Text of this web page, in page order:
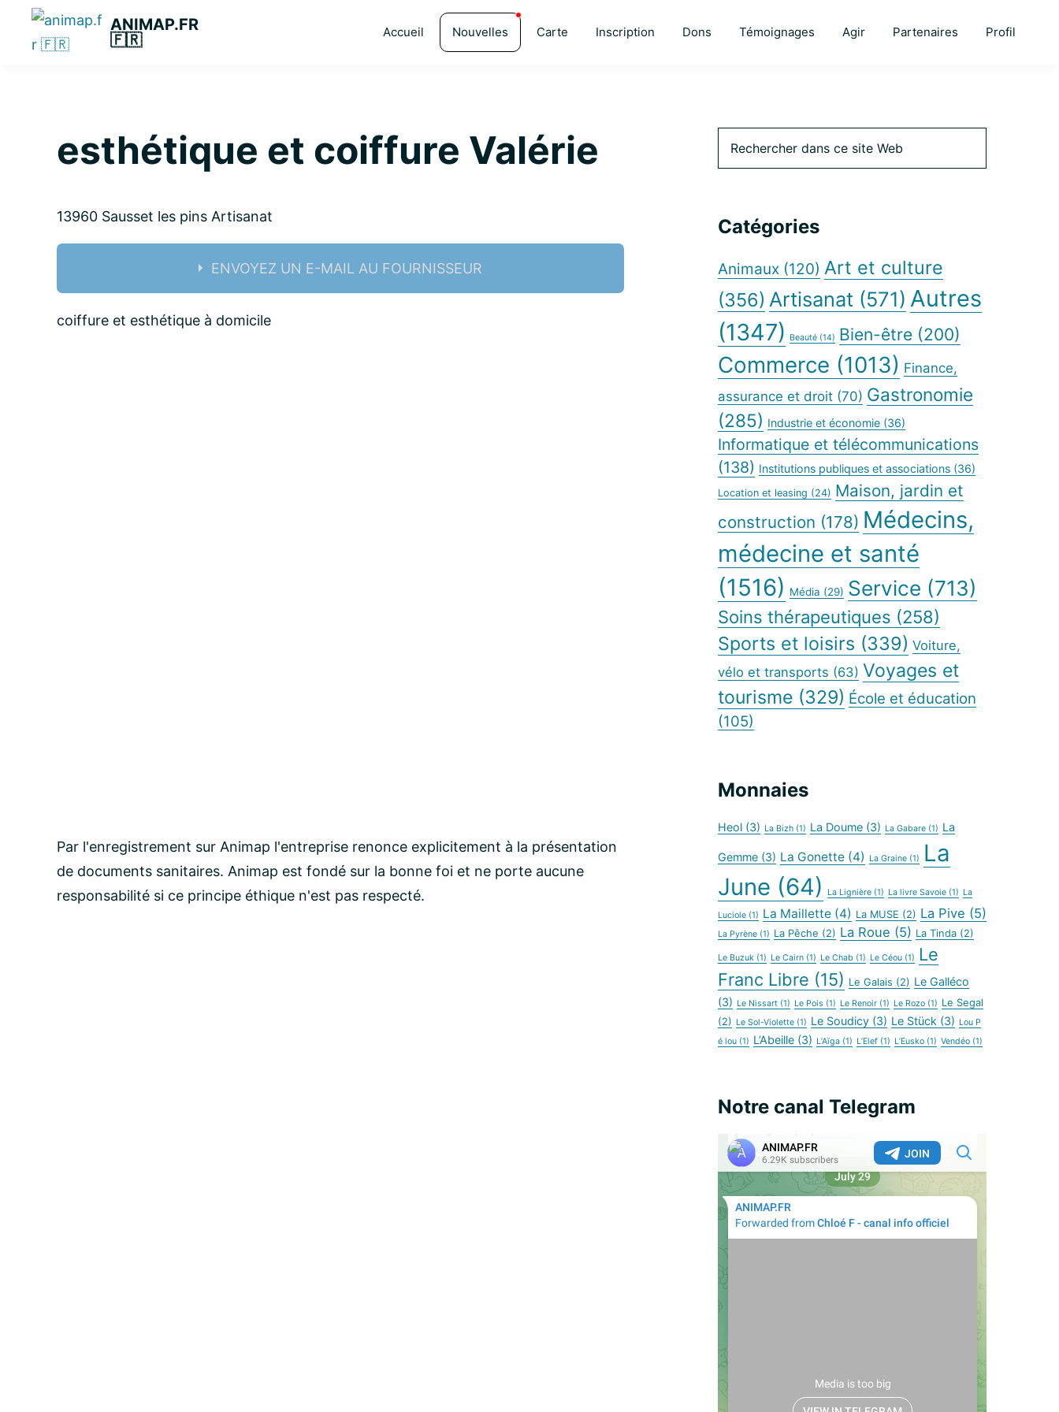
Passer
Passer
Passer
ANIMAP.FR
🇫🇷
Accueil Nouvelles Carte Inscription Dons Témoignages Agir Partenaires Profil
esthétique et coiffure Valérie
13960 Sausset les pins Artisanat
ENVOYEZ UN E-MAIL AU FOURNISSEUR
Nom:
coiffure et esthétique à domicile
Par l'enregistrement sur Animap l'entreprise renonce explicitement à la présentation
de documents sanitaires. Animap est fondé sur la bonne foi et ne porte aucune
responsabilité si ce principe éthique n'est pas respecté.
Barre
principale
dans
Catégories
Animaux (120) Art et culture
(356) Artisanat (571) Autres
(1347)
Beauté (14) Bien-être (200)
Commerce (1013) Finance,
assurance et droit (70) Gastronomie
(285) Industrie et économie (36)
Informatique et télécommunications
(138) Institutions publiques et associations (36)
Location et leasing (24) Maison, jardin et
construction (178) Médecins,
médecine et santé
(1516) Média (29) Service (713)
Soins thérapeutiques (258)
Sports et loisirs (339) Voiture,
vélo et transports (63) Voyages et
tourisme (329) École et éducation
(105)
Monnaies
Heol (3) La Bizh (1) La Doume (3) La Gabare (1) La
Gemme (3) La Gonette (4) La Graine (1)
La
June (64) La Lignière (1) La livre Savoie (1) La
Luciole (1) La Maillette (4) La MUSE (2) La Pive (5)
La Pyrène (1) La Pêche (2) La Roue (5) La Tinda (2)
Le Buzuk (1) Le Cairn (1) Le Chab (1) Le Céou (1)
Le
Franc Libre (15) Le Galais (2) Le Galléco
(3) Le Nissart (1) Le Pois (1) Le Renoir (1) Le Rozo (1) Le Segal
(2) Le Sol-Violette (1) Le Soudicy (3) Le Stück (3) Lou P
é lou (1) L’Abeille (3) L’Aïga (1) L’Elef (1) L’Eusko (1) Vendéo (1)
Notre canal Telegram